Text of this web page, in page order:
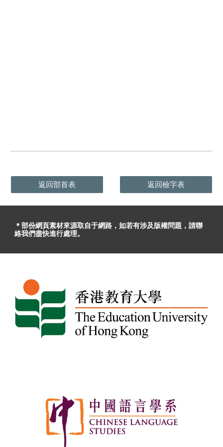
返回部首表 返回檢字表
＊部份網頁素材來源取自于網路，如若有涉及版權問題 ，請聯
絡我們盡快進行處理。